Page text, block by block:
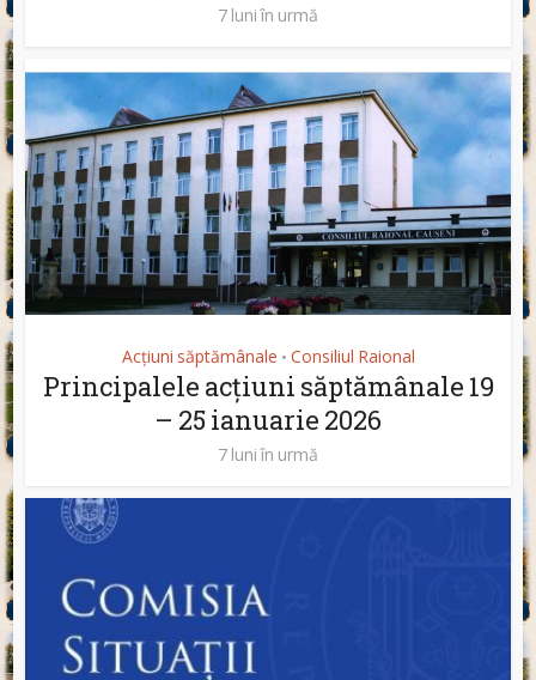
7 luni în urmă
Acțiuni săptămânale • Consiliul Raional
Principalele acțiuni săptămânale 19
– 25 ianuarie 2026
7 luni în urmă